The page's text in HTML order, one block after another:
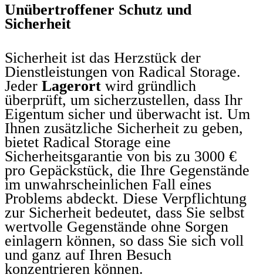
Unübertroffener Schutz und
Sicherheit
Sicherheit ist das Herzstück der
Dienstleistungen von Radical Storage.
Jeder Lagerort wird gründlich
überprüft, um sicherzustellen, dass Ihr
Eigentum sicher und überwacht ist. Um
Ihnen zusätzliche Sicherheit zu geben,
bietet Radical Storage eine
Sicherheitsgarantie von bis zu 3000 €
pro Gepäckstück, die Ihre Gegenstände
im unwahrscheinlichen Fall eines
Problems abdeckt. Diese Verpflichtung
zur Sicherheit bedeutet, dass Sie selbst
wertvolle Gegenstände ohne Sorgen
einlagern können, so dass Sie sich voll
und ganz auf Ihren Besuch
konzentrieren können.